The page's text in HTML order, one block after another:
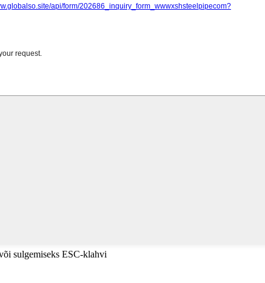
sulgemiseks ESC-klahvi